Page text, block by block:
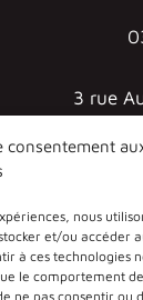
consentement
nous
et/ou accéder
à ces technologies
le comportement
ne pas consentir ou
3 rue